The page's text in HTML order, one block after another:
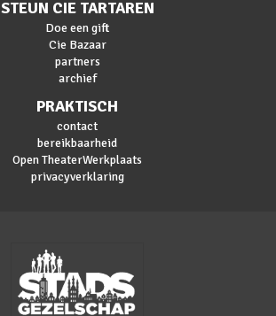
STEUN CIE TARTAREN
Doe een gift
Cie Bazaar
partners
archief
PRAKTISCH
contact
bereikbaarheid
Open TheaterWerkplaats
privacyverklaring